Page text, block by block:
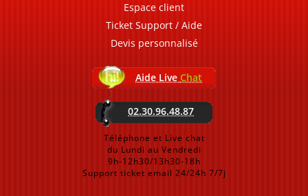
Espace client
Ticket Support / Aide
Devis personnalisé
Aide Live Chat
02.30.96.48.87
Téléphone et Live chat
du Lundi au Vendredi
9h-12h30/13h30-18h
Support ticket email 24/24h 7/7j